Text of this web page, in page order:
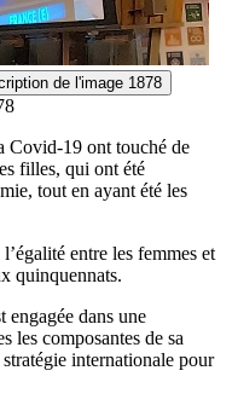
de l'image 1878
Covid-19 ont touché de
filles, qui ont été
tout en ayant été les
entre les femmes et
quinquennats.
engagée dans une
les composantes de sa
internationale pour